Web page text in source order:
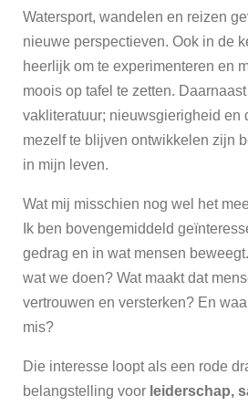
Watersport, wandelen en reizen
nieuwe perspectieven. Ook in de
heerlijk om te experimenteren en
moois op tafel te zetten.
vakliteratuur; nieuwsgierigheid en
mezelf te blijven ontwikkelen zijn
in mijn leven.
Wat mij misschien nog wel het
Ik ben bovengemiddeld
gedrag en in wat mensen
wat we doen? Wat maakt dat
vertrouwen en versterken? En
mis?
Die interesse loopt als een rode
belangstelling voor leiderschap,